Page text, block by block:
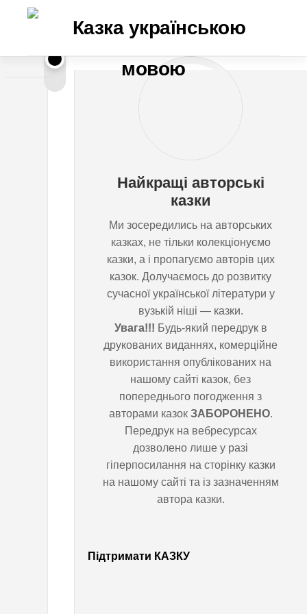
Перейти
р
ш
к
а
М
о
л
Найкращі авторські
казки
Ми зосередились на авторських
казках, не тільки колекціонуємо
казки, а і пропагуємо авторів цих
казок. Долучаємось до розвитку
сучасної української літератури у
вузькій ніші — казки.
Увага!!! Будь-який передрук в
друкованих виданнях, комерційне
використання опублікованих на
нашому сайті казок, без
попереднього погодження з
авторами казок ЗАБОРОНЕНО.
Передрук на вебресурсах
дозволено лише у разі
гіперпосилання на сторінку казки
на нашому сайті та із зазначенням
автора казки.
Підтримати КАЗКУ